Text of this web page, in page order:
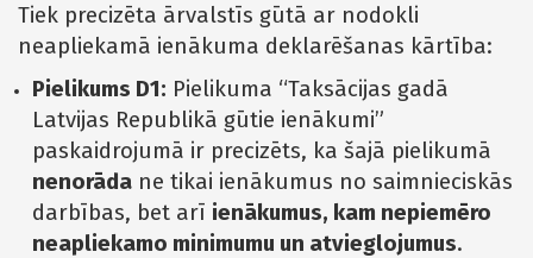
Tiek precizēta ārvalstīs gūtā ar nodokli
neapliekamā ienākuma deklarēšanas kārtība:
Pielikums D1: Pielikuma “Taksācijas gadā
Latvijas Republikā gūtie ienākumi”
paskaidrojumā ir precizēts, ka šajā pielikumā
nenorāda ne tikai ienākumus no saimnieciskās
darbības, bet arī ienākumus, kam nepiemēro
neapliekamo minimumu un atvieglojumus.